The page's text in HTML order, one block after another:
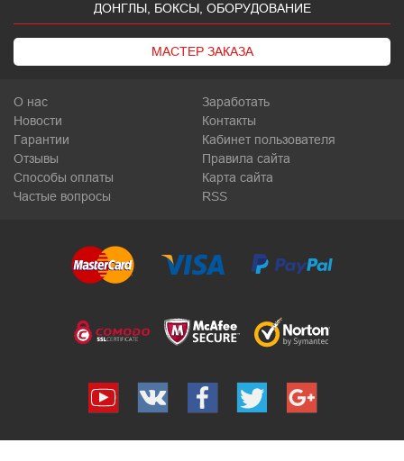
ДОНГЛЫ, БОКСЫ, ОБОРУДОВАНИЕ
МАСТЕР ЗАКАЗА
О нас
Новости
Гарантии
Отзывы
Способы оплаты
Частые вопросы
Заработать
Контакты
Кабинет пользователя
Правила сайта
Карта сайта
RSS